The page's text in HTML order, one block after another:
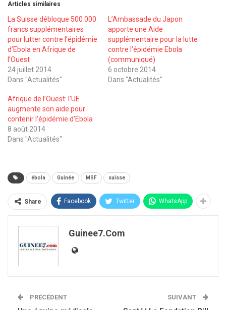
Articles similaires
La Suisse débloque 500 000
francs supplémentaires
pour lutter contre l’épidémie
d’Ebola en Afrique de
l’Ouest
24 juillet 2014
Dans "Actualités"
L’Ambassade du Japon
apporte une Aide
supplémentaire pour la lutte
contre l’épidémie Ebola
(communiqué)
6 octobre 2014
Dans "Actualités"
Afrique de l’Ouest: l’UE
augmente son aide pour
contenir l’épidémie d’Ebola
8 août 2014
Dans "Actualités"
ébola Guinée MSF suisse
Share Facebook Twitter WhatsApp
Guinee7.com
PRÉCÉDENT SUIVANT